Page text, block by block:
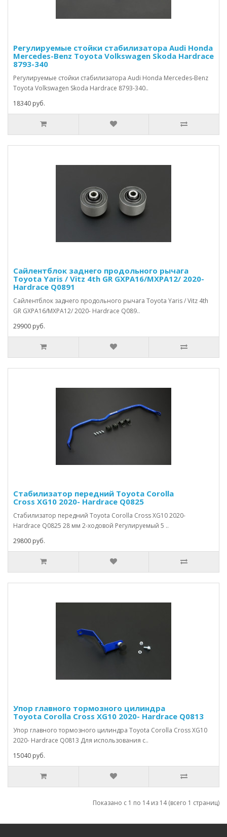
Регулируемые стойки стабилизатора Audi Honda
Mercedes-Benz Toyota Volkswagen Skoda Hardrace
8793-340
Регулируемые стойки стабилизатора Audi Honda Mercedes-Benz
Toyota Volkswagen Skoda Hardrace 8793-340..
18340 руб.
Сайлентблок заднего продольного рычага
Toyota Yaris / Vitz 4th GR GXPA16/MXPA12/ 2020-
Hardrace Q0891
Сайлентблок заднего продольного рычага Toyota Yaris / Vitz 4th
GR GXPA16/MXPA12/ 2020- Hardrace Q089..
29900 руб.
Стабилизатор передний Toyota Corolla
Cross XG10 2020- Hardrace Q0825
Стабилизатор передний Toyota Corolla Cross XG10 2020-
Hardrace Q0825 28 мм 2-ходовой Регулируемый 5 ..
29800 руб.
Упор главного тормозного цилиндра
Toyota Corolla Cross XG10 2020- Hardrace Q0813
Упор главного тормозного цилиндра Toyota Corolla Cross XG10
2020- Hardrace Q0813 Для использования с..
15040 руб.
Показано с 1 по 14 из 14 (всего 1 страниц)